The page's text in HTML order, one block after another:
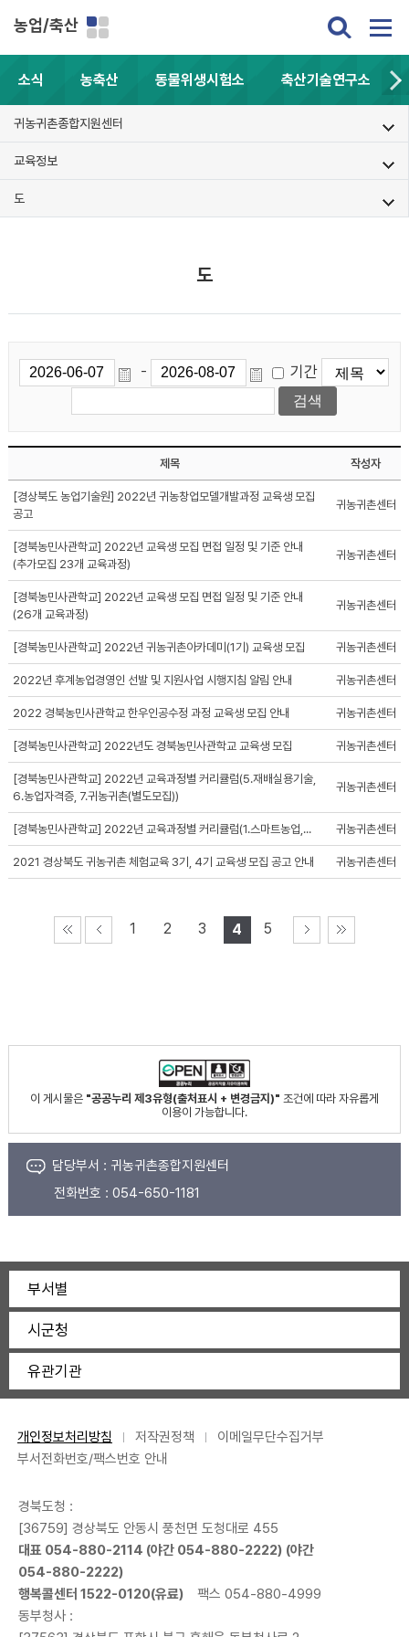
농업/축산
소식 농축산 동물위생시험소 축산기술연구소
귀농귀촌종합지원센터
교육정보
도
도
- 기간
제목 작성자
[경상북도 농업기술원] 2022년 귀농창업모델개발과정 교육생 모집
공고
귀농귀촌센터
[경북농민사관학교] 2022년 교육생 모집 면접 일정 및 기준 안내
(추가모집 23개 교육과정)
귀농귀촌센터
[경북농민사관학교] 2022년 교육생 모집 면접 일정 및 기준 안내
(26개 교육과정)
귀농귀촌센터
[경북농민사관학교] 2022년 귀농귀촌아카데미(1기) 교육생 모집 귀농귀촌센터
2022년 후계농업경영인 선발 및 지원사업 시행지침 알림 안내 귀농귀촌센터
2022 경북농민사관학교 한우인공수정 과정 교육생 모집 안내 귀농귀촌센터
[경북농민사관학교] 2022년도 경북농민사관학교 교육생 모집 귀농귀촌센터
[경북농민사관학교] 2022년 교육과정별 커리큘럼(5.재배실용기술,
6.농업자격증, 7.귀농귀촌(별도모집))
귀농귀촌센터
[경북농민사관학교] 2022년 교육과정별 커리큘럼(1.스마트농업,... 귀농귀촌센터
2021 경상북도 귀농귀촌 체험교육 3기, 4기 교육생 모집 공고 안내 귀농귀촌센터
1 2 3 4 5
이 게시물은 "공공누리 제3유형(출처표시 + 변경금지)" 조건에 따라 자유롭게
이용이 가능합니다.
담당부서 : 귀농귀촌종합지원센터
전화번호 : 054-650-1181
부서별
시군청
유관기관
개인정보처리방침 저작권정책
이메일무단수집거부
부서전화번호/팩스번호 안내
경북도청 :
[36759] 경상북도 안동시 풍천면 도청대로 455
대표 054-880-2114 (야간 054-880-2222) (야간
054-880-2222)
행복콜센터 1522-0120(유료)
팩스 054-880-4999
동부청사 :